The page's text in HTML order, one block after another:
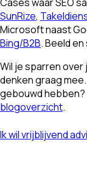
Cases waar SEO
SunRize,
Microsoft naast
Bing/B2B. Beeld en
Wil je sparren over
denken graag
gebouwd hebben?
blogoverzicht.
Ik wil vrijblijvend